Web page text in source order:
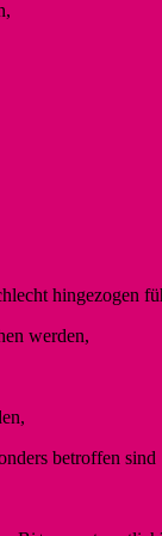
hingezogen
werden,
betroffen sind